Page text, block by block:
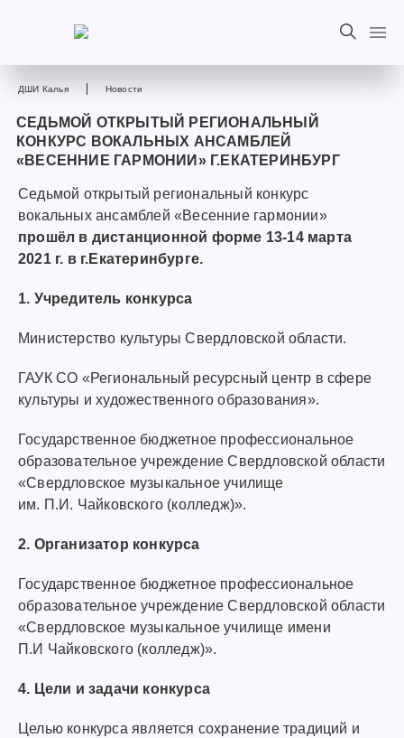
ДШИ Калья Новости
СЕДЬМОЙ ОТКРЫТЫЙ РЕГИОНАЛЬНЫЙ
КОНКУРС ВОКАЛЬНЫХ АНСАМБЛЕЙ
«ВЕСЕННИЕ ГАРМОНИИ» Г.ЕКАТЕРИНБУРГ
Седьмой открытый региональный конкурс
вокальных ансамблей «Весенние гармонии»
прошёл в дистанционной форме 13-14 марта
2021 г. в г.Екатеринбурге.
1. Учредитель конкурса
Министерство культуры Свердловской области.
ГАУК СО «Региональный ресурсный центр в сфере
культуры и художественного образования».
Государственное бюджетное профессиональное
образовательное учреждение Свердловской области
«Свердловское музыкальное училище
им. П.И. Чайковского (колледж)».
2. Организатор конкурса
Государственное бюджетное профессиональное
образовательное учреждение Свердловской области
«Свердловское музыкальное училище имени
П.И Чайковского (колледж)».
4. Цели и задачи конкурса
Целью конкурса является сохранение традиций и